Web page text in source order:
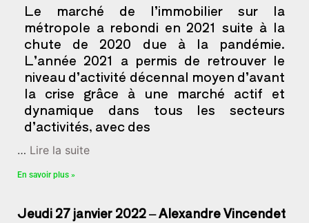
Le marché de l’immobilier sur la
métropole a rebondi en 2021 suite à la
chute de 2020 due à la pandémie.
L’année 2021 a permis de retrouver le
niveau d’activité décennal moyen d’avant
la crise grâce à une marché actif et
dynamique dans tous les secteurs
d’activités, avec des
… Lire la suite
En savoir plus »
Jeudi 27 janvier 2022 – Alexandre Vincendet